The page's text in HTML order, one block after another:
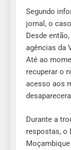
Segundo
jornal, o
Desde
agências da
Até ao
recuperar o
acesso aos
Durante a
respostas, o